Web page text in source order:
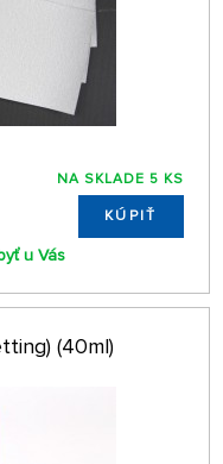
NA SKLADE 5 KS
KÚPIŤ
u Vás
(40ml)